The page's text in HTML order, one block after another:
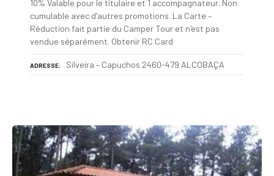
10% Valable pour le titulaire et 1 accompagnateur. Non
cumulable avec d'autres promotions. La Carte –
Réduction fait partie du Camper Tour et n'est pas
vendue séparément. Obtenir RC Card
ADRESSE Silveira – Capuchos 2460-479 ALCOBAÇA